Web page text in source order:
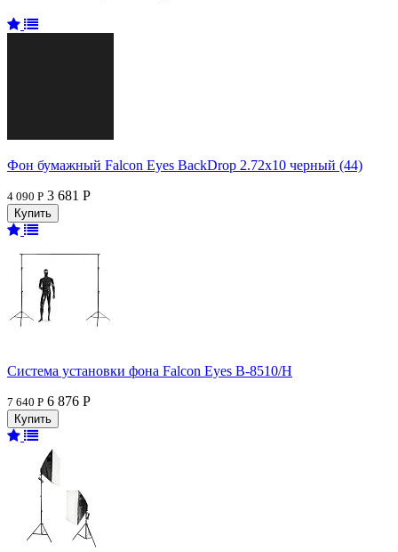
Фон бумажный Falcon Eyes BackDrop 2.72x10 черный (44)
4 090 Р 3 681 Р
Система установки фона Falcon Eyes В-8510/H
7 640 Р 6 876 Р